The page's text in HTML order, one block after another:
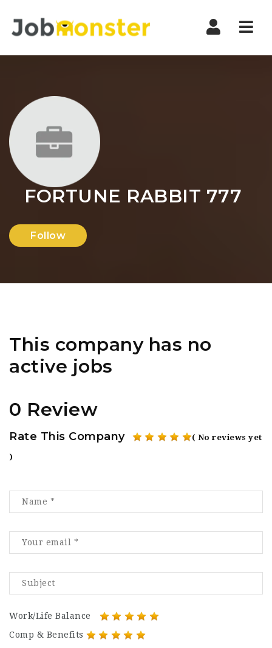
FORTUNE RABBIT 777
Follow
This company has no
active jobs
0 Review
Rate This Company ( No reviews yet
)
Work/Life Balance
Comp & Benefits